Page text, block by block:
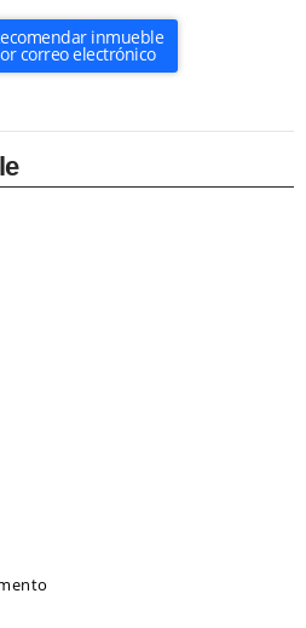
inmueble
correo electrónico